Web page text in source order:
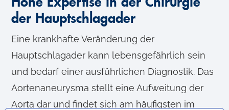
der Hauptschlagader
Eine krankhafte Veränderung der
Hauptschlagader kann lebensgefährlich sein
und bedarf einer ausführlichen Diagnostik. Das
Aortenaneurysma stellt eine Aufweitung der
Aorta dar und findet sich am häufigsten im